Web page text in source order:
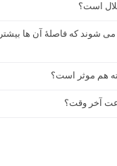
است؟
شوند که فاصلۀ آن ها
هم موثر است؟
آخر وقت؟